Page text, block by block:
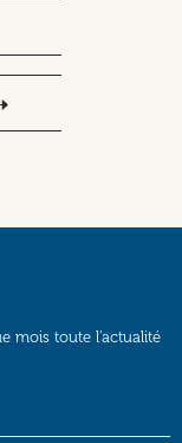
mois toute l’actualité